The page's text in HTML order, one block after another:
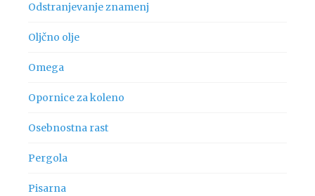
Odstranjevanje znamenj
Oljčno olje
Omega
Opornice za koleno
Osebnostna rast
Pergola
Pisarna